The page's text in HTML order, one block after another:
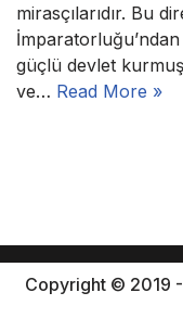
mirasçılarıdır. Bu
güçlü devlet
ve… Read More »
Copyright © 2019